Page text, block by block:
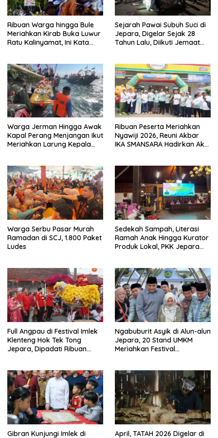
Ribuan Warga hingga Bule
Meriahkan Kirab Buka Luwur
Ratu Kalinyamat, Ini Kata
Sejarah Pawai Subuh Suci di
Jepara, Digelar Sejak 28
Tahun Lalu, Diikuti Jemaat
Warga Jerman Hingga Awak
Kapal Perang Menjangan Ikut
Meriahkan Larung Kepala
Ribuan Peserta Meriahkan
Nyawiji 2026, Reuni Akbar
IKA SMANSARA Hadirkan Aksi
Warga Serbu Pasar Murah
Ramadan di SCJ, 1.800 Paket
Ludes
Sedekah Sampah, Literasi
Ramah Anak Hingga Kurator
Produk Lokal, PKK Jepara
Full Angpau di Festival Imlek
Klenteng Hok Tek Tong
Jepara, Dipadati Ribuan
Ngabuburit Asyik di Alun-alun
Jepara, 20 Stand UMKM
Meriahkan Festival
Gibran Kunjungi Imlek di
April, TATAH 2026 Digelar di